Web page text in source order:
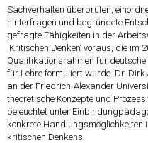
Sachverhalten überprüfen,
hinterfragen und begründete
gefragte Fähigkeiten in der
‚Kritischen Denken‘ voraus, die im
Qualifikationsrahmen für
für Lehre formuliert wurde. Dr.
an der Friedrich-Alexander
theoretische Konzepte und
beleuchtet unter
konkrete
kritischen Denkens.